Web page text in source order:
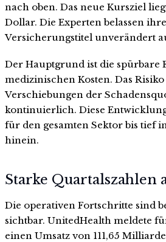
nach oben. Das neue Kursziel
Dollar. Die Experten belassen
Versicherungstitel unverändert
Der Hauptgrund ist die spürbare
medizinischen Kosten. Das
Verschiebungen der
kontinuierlich. Diese
für den gesamten Sektor bis tief
hinein.
Starke Quartalszahlen
Die operativen Fortschritte sind
sichtbar. UnitedHealth meldete
einen Umsatz von 111,65